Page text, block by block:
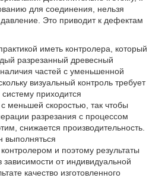
для соединения, нельзя
Это приводит к дефектам
иметь контролера, который
разрезанный древесный
частей с уменьшенной
визуальный контроль требует
приходится
меньшей скоростью, так чтобы
разрезания с процессом
снижается производительность.
выполняться
и поэтому результаты
зависимости от индивидуальной
качество изготовленного